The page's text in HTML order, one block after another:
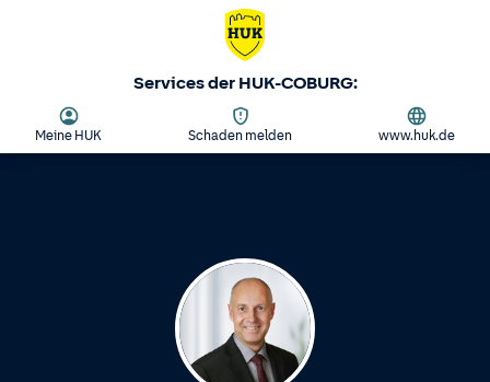
Services der HUK-COBURG:
Meine HUK Schaden melden www.huk.de